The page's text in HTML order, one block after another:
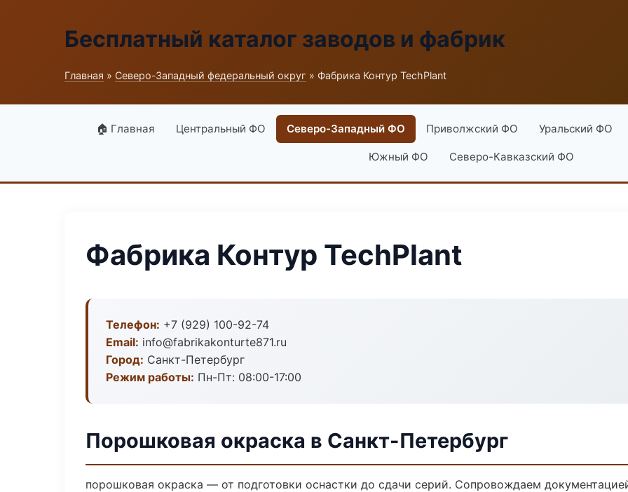
Бесплатный каталог заводов и фабрик
Главная » Северо-Западный федеральный округ » Фабрика Контур TechPlant
🏠 Главная Центральный ФО Северо-Западный ФО Приволжский ФО Уральский ФО
Южный ФО Северо-Кавказский ФО
Фабрика Контур TechPlant
Телефон: +7 (929) 100-92-74
Email: info@fabrikakonturte871.ru
Город: Санкт-Петербург
Режим работы: Пн-Пт: 08:00-17:00
Порошковая окраска в Санкт-Петербург
порошковая окраска — от подготовки оснастки до сдачи серий. Сопровождаем